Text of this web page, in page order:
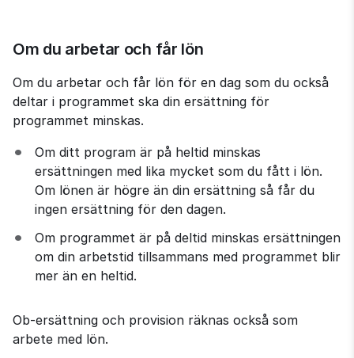
Om du arbetar och får lön
Om du arbetar och får lön för en dag som du också
deltar i programmet ska din ersättning för
programmet minskas.
Om ditt program är på heltid minskas
ersättningen med lika mycket som du fått i lön.
Om lönen är högre än din ersättning så får du
ingen ersättning för den dagen.
Om programmet är på deltid minskas ersättningen
om din arbetstid tillsammans med programmet blir
mer än en heltid.
Ob-ersättning och provision räknas också som
arbete med lön.